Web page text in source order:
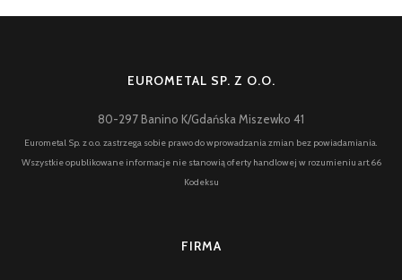
zdjęcie nr 1
EUROMETAL SP. Z O.O.
80-297 Banino K/Gdańska Miszewko 41
Eurometal Sp. z o.o. zastrzega sobie prawo do wprowadzania zmian bez powiadamiania.
Wszystkie opublikowane informacje nie stanowią oferty handlowej w rozumieniu art.66
Kodeksu
FIRMA